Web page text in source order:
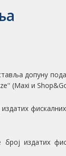
допуну
(Maxi и
издатих